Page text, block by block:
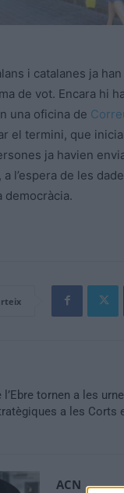
i catalanes ja
de vot. Encara hi
una oficina de
el termini, que
ja havien
a l’espera de les
democràcia.
l’Ebre tornen a les
a les Corts
ACN